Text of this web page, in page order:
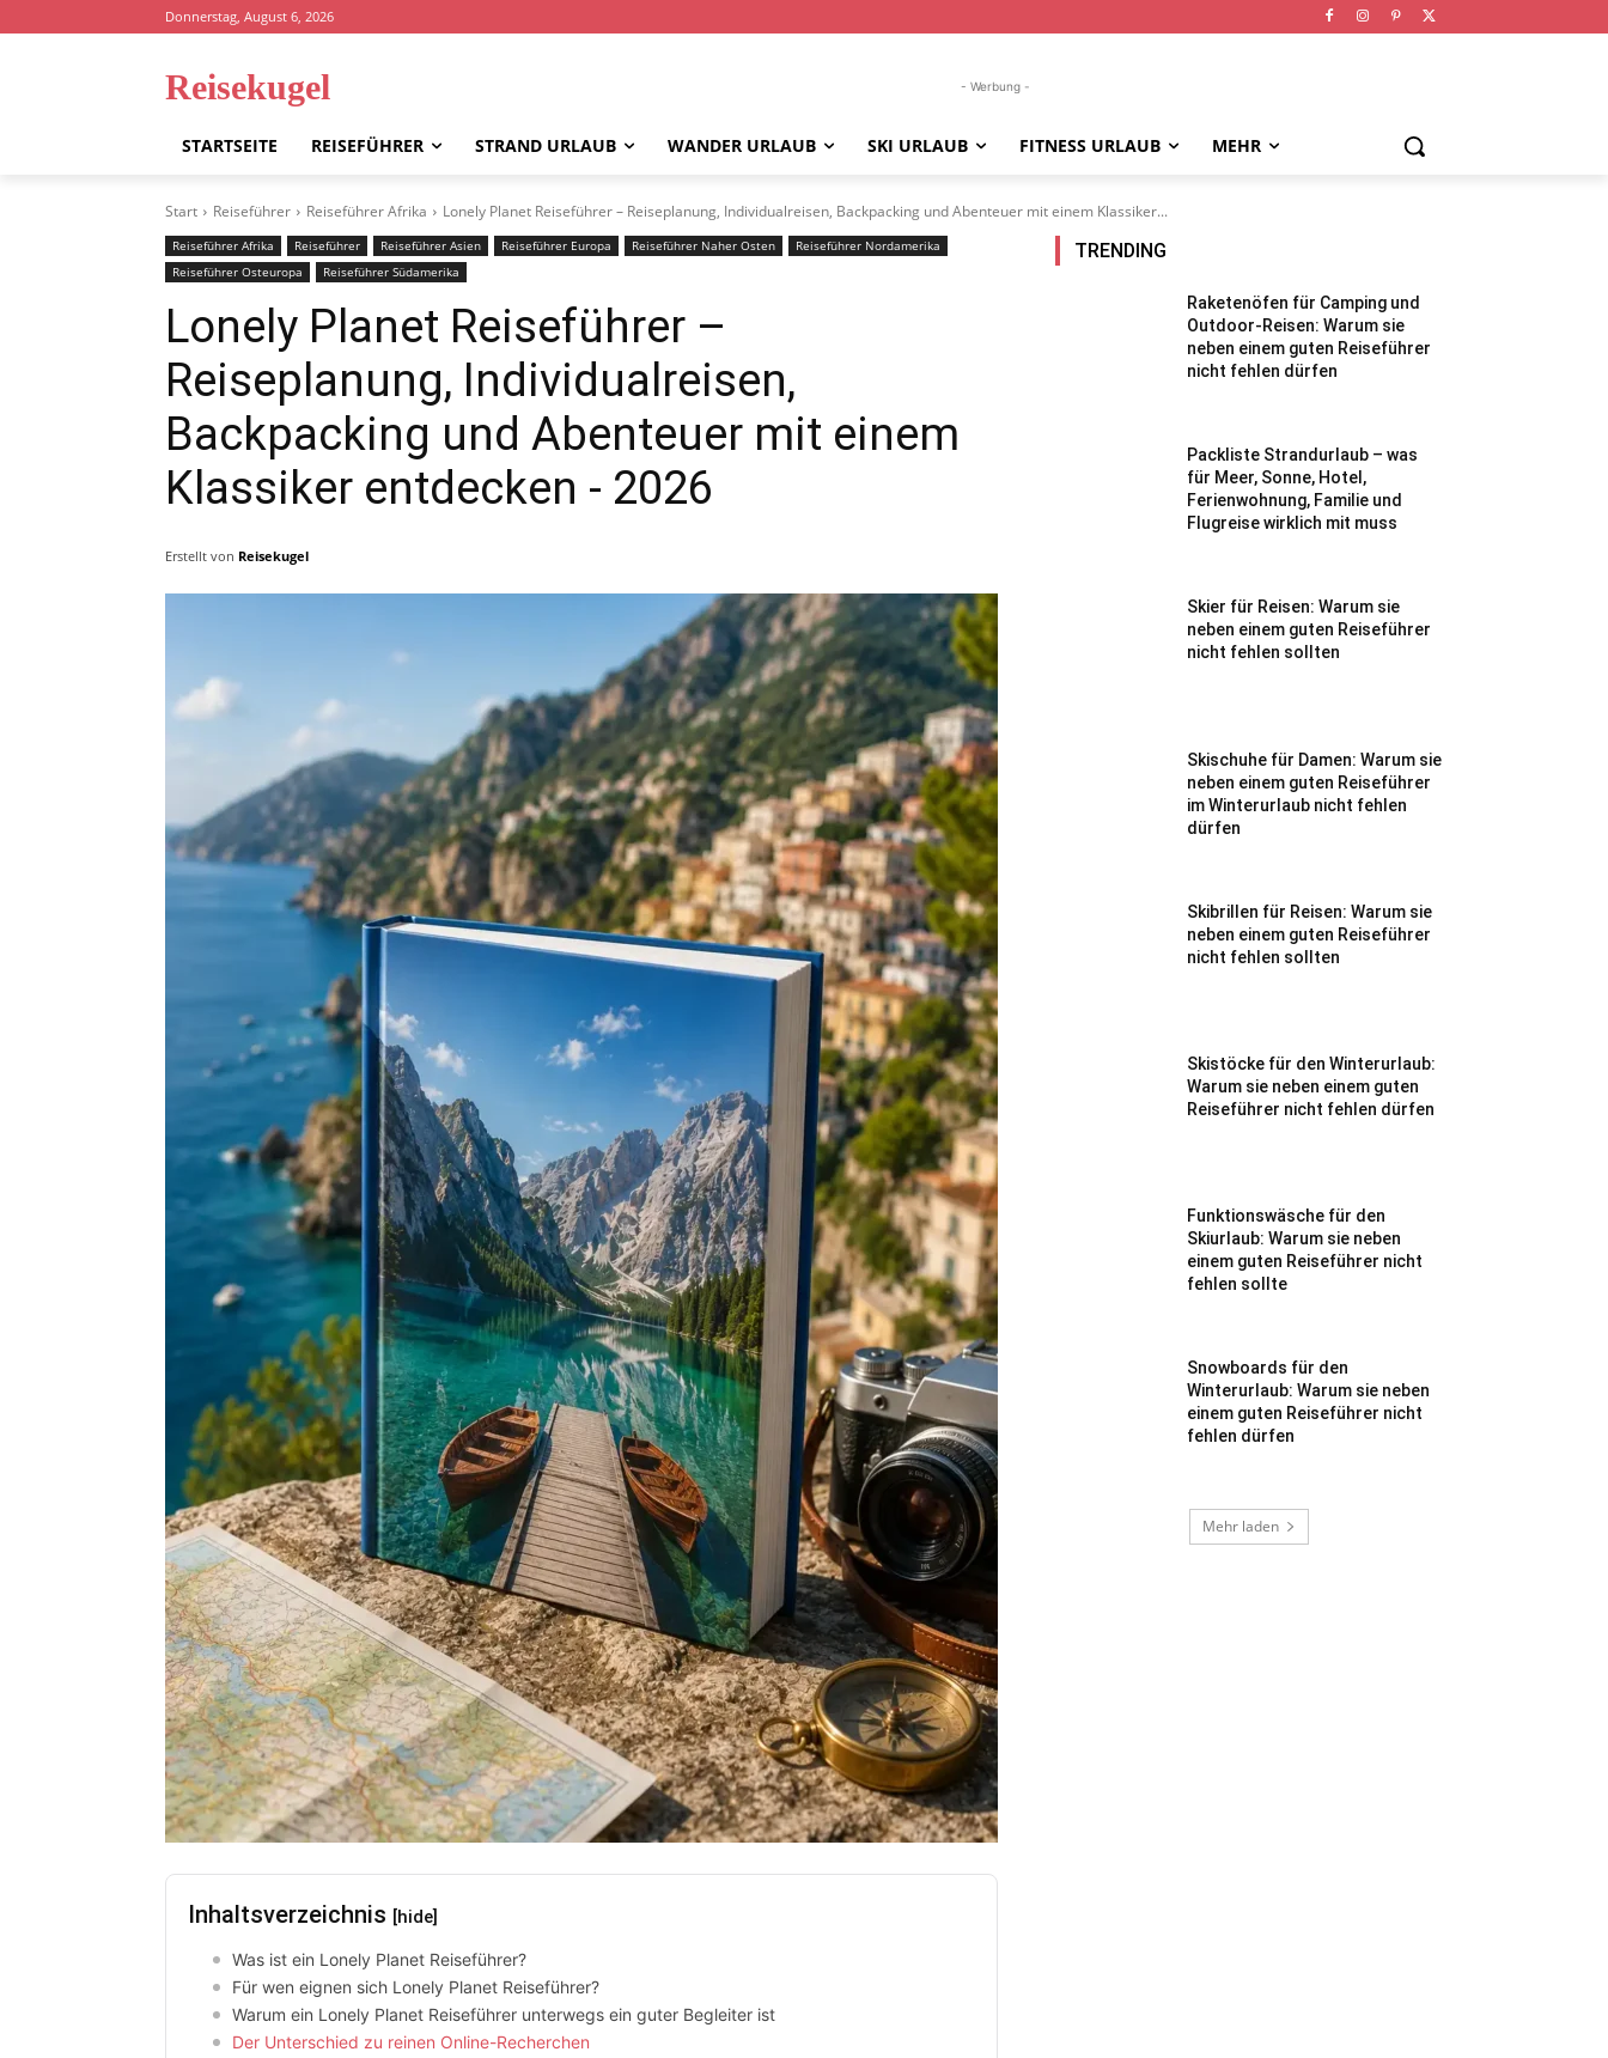
Donnerstag, August 6, 2026
Reisekugel - Werbung -
STARTSEITE REISEFÜHRER STRAND URLAUB WANDER URLAUB SKI URLAUB FITNESS URLAUB MEHR
Start Reiseführer Reiseführer Afrika Lonely Planet Reiseführer – Reiseplanung, Individualreisen, Backpacking und Abenteuer mit einem Klassiker...
Reiseführer Afrika Reiseführer Reiseführer Asien Reiseführer Europa Reiseführer Naher Osten
Reiseführer Nordamerika
Reiseführer Osteuropa
Reiseführer Südamerika
Lonely Planet Reiseführer –
Reiseplanung, Individualreisen,
Backpacking und Abenteuer mit einem
Klassiker entdecken - 2026
Erstellt von Reisekugel
Inhaltsverzeichnis [hide]
Was ist ein Lonely Planet Reiseführer?
Für wen eignen sich Lonely Planet Reiseführer?
Warum ein Lonely Planet Reiseführer unterwegs ein guter Begleiter ist
Der Unterschied zu reinen Online-Recherchen
TRENDING
Raketenöfen für Camping und
Outdoor-Reisen: Warum sie
neben einem guten Reiseführer
nicht fehlen dürfen
Packliste Strandurlaub – was
für Meer, Sonne, Hotel,
Ferienwohnung, Familie und
Flugreise wirklich mit muss
Skier für Reisen: Warum sie
neben einem guten Reiseführer
nicht fehlen sollten
Skischuhe für Damen: Warum sie
neben einem guten Reiseführer
im Winterurlaub nicht fehlen
dürfen
Skibrillen für Reisen: Warum sie
neben einem guten Reiseführer
nicht fehlen sollten
Skistöcke für den Winterurlaub:
Warum sie neben einem guten
Reiseführer nicht fehlen dürfen
Funktionswäsche für den
Skiurlaub: Warum sie neben
einem guten Reiseführer nicht
fehlen sollte
Snowboards für den
Winterurlaub: Warum sie neben
einem guten Reiseführer nicht
fehlen dürfen
Mehr laden